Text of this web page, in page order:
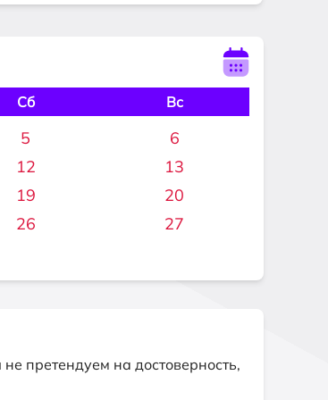
Сб Вс
5
6
12
13
19
20
26
27
претендуем на достоверность,